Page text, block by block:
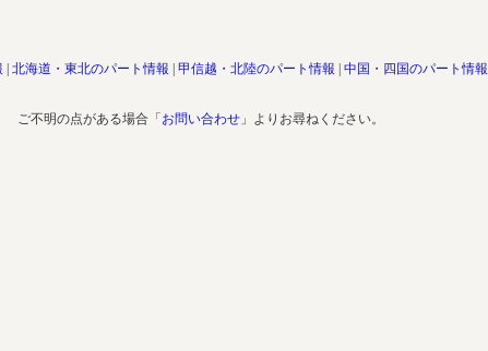
北海道・東北のパート情報 甲信越・北陸のパート情報 中国・四国のパート情報
ご不明の点がある場合「 お問い合わせ 」よりお尋ねください。